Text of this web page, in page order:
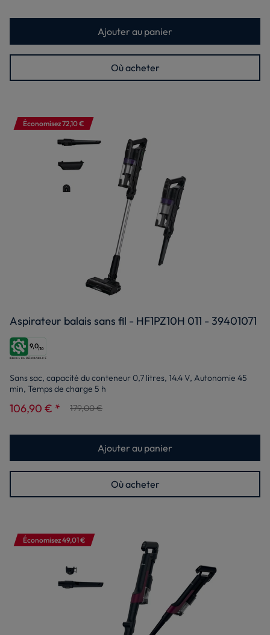
Ajouter au panier
Où acheter
Économisez 72,10 €
Aspirateur balais sans fil - HF1PZ10H 011 - 39401071
9,0/10
Sans sac, capacité du conteneur 0,7 litres, 14.4 V, Autonomie 45
min, Temps de charge 5 h
106,90 € * 179,00 €
Ajouter au panier
Où acheter
Économisez 49,01 €